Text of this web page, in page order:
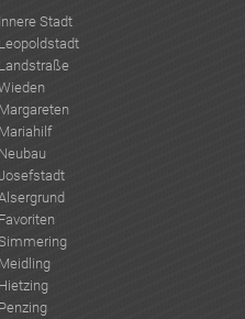
Stadt